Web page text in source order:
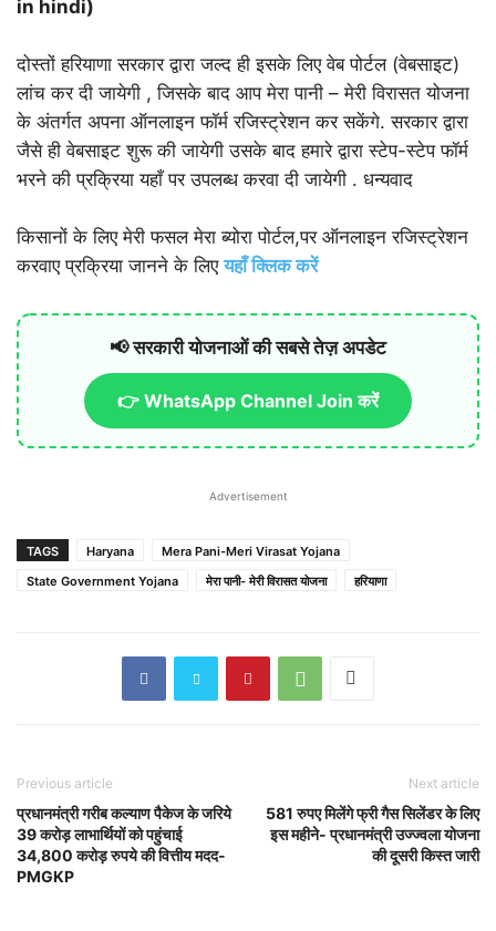
in hindi)
दोस्तों हरियाणा सरकार द्वारा जल्द ही इसके लिए वेब पोर्टल (वेबसाइट)
लांच कर दी जायेगी , जिसके बाद आप मेरा पानी – मेरी विरासत योजना
के अंतर्गत अपना ऑनलाइन फॉर्म रजिस्ट्रेशन कर सकेंगे. सरकार द्वारा
जैसे ही वेबसाइट शुरू की जायेगी उसके बाद हमारे द्वारा स्टेप-स्टेप फॉर्म
भरने की प्रक्रिया यहाँ पर उपलब्ध करवा दी जायेगी . धन्यवाद
किसानों के लिए मेरी फसल मेरा ब्योरा पोर्टल,पर ऑनलाइन रजिस्ट्रेशन
करवाए प्रक्रिया जानने के लिएयहाँ क्लिक करें
📢 सरकारी योजनाओं की सबसे तेज़ अपडेट
👉 WhatsApp Channel Join करें
Advertisement
TAGS Haryana
Mera Pani-Meri Virasat Yojana
State Government Yojana
मेरा पानी- मेरी विरासत योजना हरियाणा
Previous article
प्रधानमंत्री गरीब कल्याण पैकेज के जरिये
39 करोड़ लाभार्थियों को पहुंचाई
34,800 करोड़ रुपये की वित्तीय मदद-
PMGKP
Next article
581 रुपए मिलेंगे फ्री गैस सिलेंडर के लिए
इस महीने- प्रधानमंत्री उज्ज्वला योजना
की दूसरी किस्त जारी